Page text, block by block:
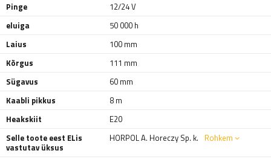
Pinge
12/24 V
eluiga
50 000 h
Laius
100 mm
Kõrgus
111 mm
Sügavus
60 mm
Kaabli pikkus
8 m
Heakskiit
E20
Selle toote eest ELis
vastutav üksus
HORPOL A. Horeczy Sp. k. Rohkem